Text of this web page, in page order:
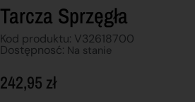
Tarcza Sprzęgła
Kod produktu: V32618700
Dostępnosć: Na stanie
242,95 zł